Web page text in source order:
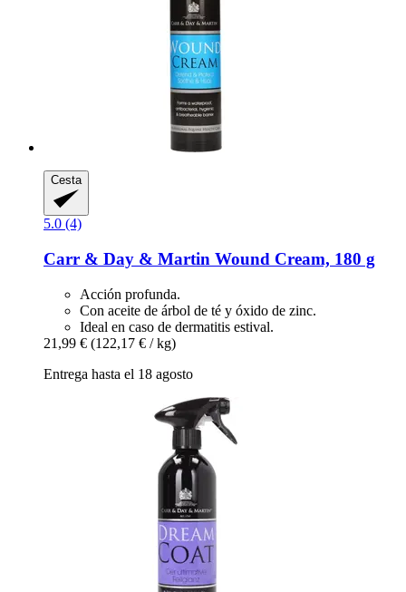
Cesta
5.0 (4)
Carr & Day & Martin Wound Cream, 180 g
Acción profunda.
Con aceite de árbol de té y óxido de zinc.
Ideal en caso de dermatitis estival.
21,99 € (122,17 € / kg)
Entrega hasta el 18 agosto